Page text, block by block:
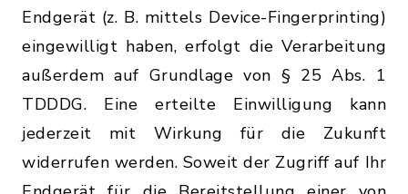
Endgerät (z. B. mittels Device-Fingerprinting)
eingewilligt haben, erfolgt die Verarbeitung
außerdem auf Grundlage von § 25 Abs. 1
TDDDG. Eine erteilte Einwilligung kann
jederzeit mit Wirkung für die Zukunft
widerrufen werden. Soweit der Zugriff auf Ihr